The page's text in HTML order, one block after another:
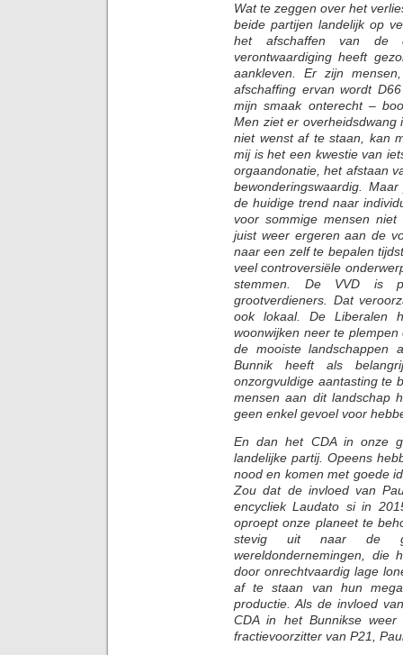
Wat te zeggen over het
beide partijen landelijk op
het afschaffen van de
verontwaardiging heeft
aankleven. Er zijn
afschaffing ervan wordt
mijn smaak onterecht –
Men ziet er
niet wenst af te staan, kan
mij is het een kwestie van
orgaandonatie, het afstaan
bewonderingswaardig.
de huidige trend naar
voor sommige mensen
juist weer ergeren aan de
naar een zelf te bepalen
veel controversiële
stemmen. De VVD is
grootverdieners. Dat
ook lokaal. De Liberalen
woonwijken neer te
de mooiste landschappen
Bunnik heeft als
onzorgvuldige aantasting te
mensen aan dit landschap
geen enkel gevoel voor
En dan het CDA in onze
landelijke partij. Opeens
nood en komen met goede
Zou dat de invloed van
encycliek Laudato si in
oproept onze planeet te
stevig uit naar de
wereldondernemingen, die
door onrechtvaardig lage
af te staan van hun
productie. Als de invloed
CDA in het Bunnikse
fractievoorzitter van P21,